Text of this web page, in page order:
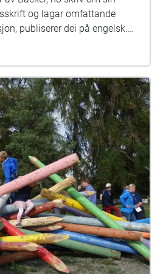
og lagar omfattande
publiserer dei på engelsk.
blir opnande for
Ho arbeider med eit
ECK misnøye med
Dette æsjet, "ech", "meh!"
beretningar frå kfb-arkivet.
pønkens «ingenting for
vind ved brygga +
+ brokker fra Fartein
Johansen (komponistar og
i stavkyrkjevegg. Kjelder:
intervju ECK før utstilling F15
in Egyptian art. London, 1955;
ships studied in the light
1981. \*\* De skulle
- Undersøkelser i